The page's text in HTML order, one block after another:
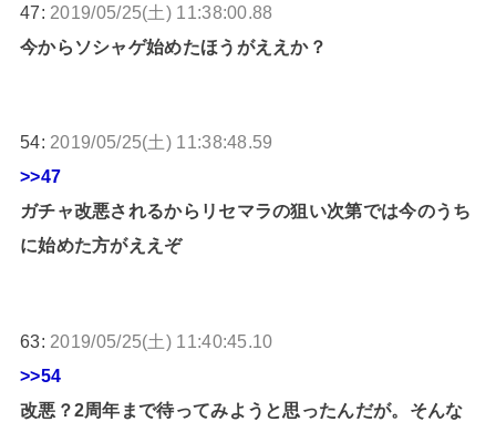
47: 2019/05/25(土) 11:38:00.88
今からソシャゲ始めたほうがええか？
54: 2019/05/25(土) 11:38:48.59
>>47
ガチャ改悪されるからリセマラの狙い次第では今のうち
に始めた方がええぞ
63: 2019/05/25(土) 11:40:45.10
>>54
改悪？2周年まで待ってみようと思ったんだが。そんな